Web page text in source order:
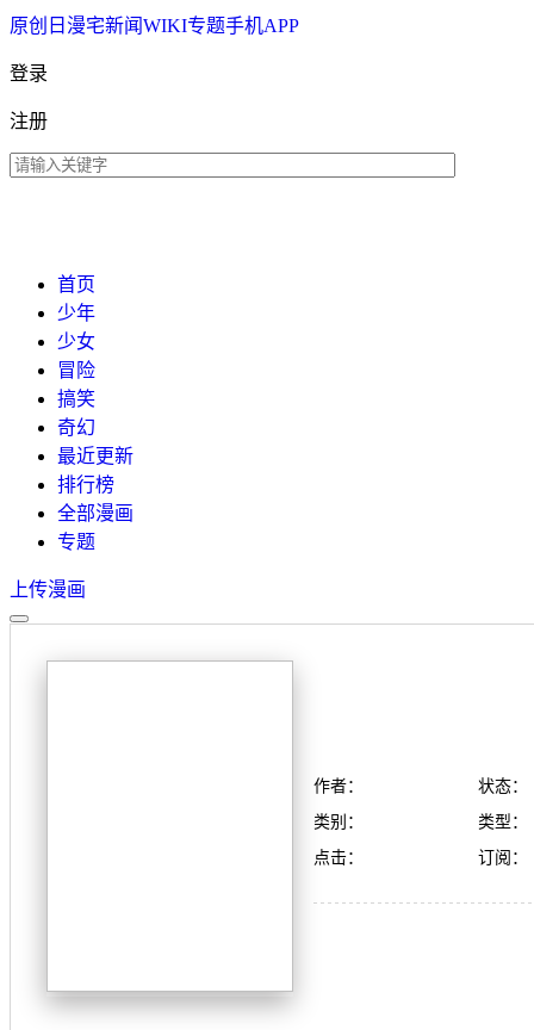
原创 日漫宅新闻WIKI专题手机APP
登录
注册
首页
少年
少女
冒险
搞笑
奇幻
最近更新
排行榜
全部漫画
专题
上传漫画
作者：
状态：
类别：
类型：
点击：
订阅：